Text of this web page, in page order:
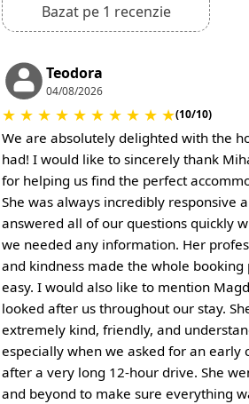
Bazat pe 1 recenzie
Teodora
04/08/2026
★ ★ ★ ★ ★ ★ ★ ★ ★ ★(10/10)
We are absolutely delighted with the
had! I would like to sincerely thank
for helping us find the perfect
She was always incredibly responsive
answered all of our questions quickly
we needed any information. Her
and kindness made the whole booking
easy. I would also like to mention
looked after us throughout our stay.
extremely kind, friendly, and
especially when we asked for an early
after a very long 12-hour drive. She
and beyond to make sure everything